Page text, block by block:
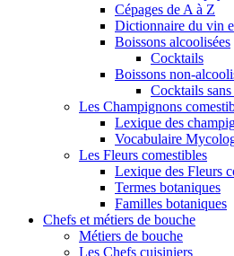
Cépages de A à Z
Dictionnaire du vin
Boissons alcoolisées
Cocktails
Boissons non-
Cocktails
Les Champignons
Lexique des
Vocabulaire
Les Fleurs comestibles
Lexique des Fleurs
Termes botaniques
Familles botaniques
Chefs et métiers de bouche
Métiers de bouche
Les Chefs cuisiniers